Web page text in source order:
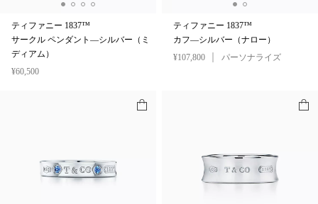
ティファニー 1837™
サークル ペンダント—シルバー（ミ
ディアム）
¥60,500
ティファニー 1837™
カフ—シルバー（ナロー）
¥107,800
パーソナライズ